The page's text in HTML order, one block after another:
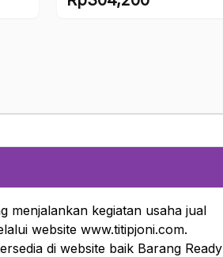
menjalankan kegiatan usaha jual
website www.titipjoni.com.
di website baik Barang Ready